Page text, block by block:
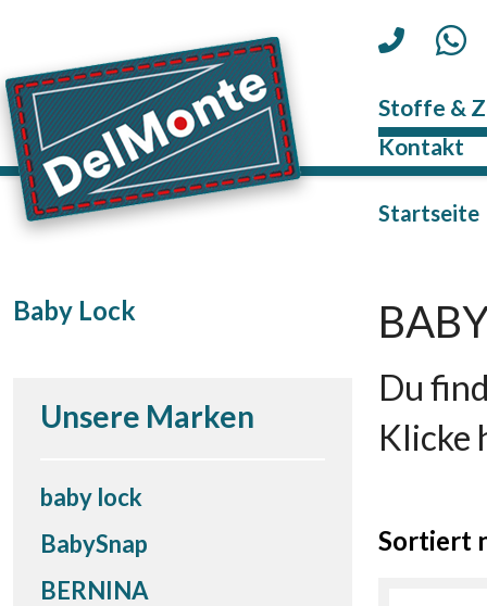
Stoffe &
Kontakt
Startseite
Baby Lock
Unsere Marken
baby lock
BabySnap
BERNINA
Du
Klicke
Sortiert